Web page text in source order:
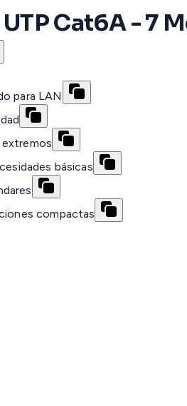
Cat6A - 7
para LAN
básicas
compactas